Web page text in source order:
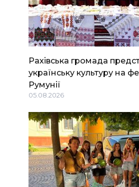
Рахівська громада
українську культуру на
Румунії
05.08.2026